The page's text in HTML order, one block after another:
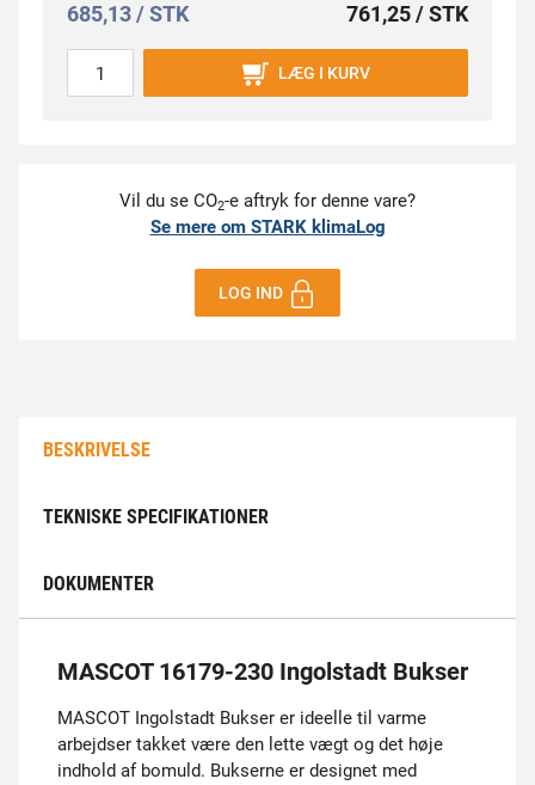
685,13 / STK 761,25 / STK
LÆG I KURV
Vil du se CO2-e aftryk for denne vare?
Se mere om STARK klimaLog
LOG IND
BESKRIVELSE
TEKNISKE SPECIFIKATIONER
DOKUMENTER
MASCOT 16179-230 Ingolstadt Bukser
MASCOT Ingolstadt Bukser er ideelle til varme
arbejdser takket være den lette vægt og det høje
indhold af bomuld. Bukserne er designet med